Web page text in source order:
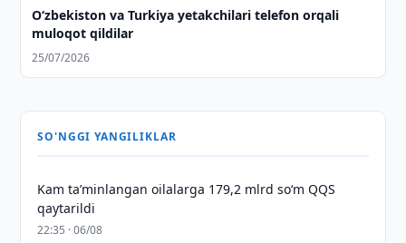
Oʻzbekiston va Turkiya yetakchilari telefon orqali
muloqot qildilar
25/07/2026
SO'NGGI YANGILIKLAR
Kam taʼminlangan oilalarga 179,2 mlrd so‘m QQS
qaytarildi
22:35 · 06/08